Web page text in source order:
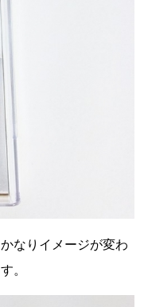
なりイメージが変わ
。